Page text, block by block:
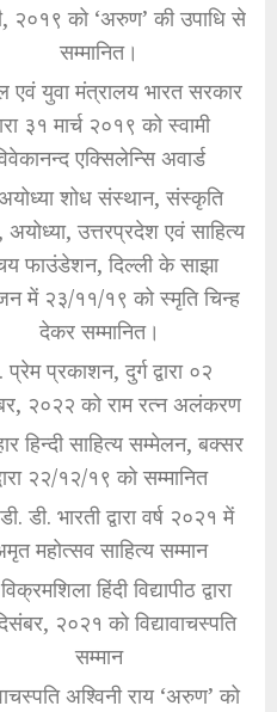
२०१९ को ‘अरुण’ की उपाधि से
सम्मानित।
एवं युवा मंत्रालय भारत सरकार
३१ मार्च २०१९ को स्वामी
एक्सिलेन्सि अवार्ड
शोध संस्थान, संस्कृति
अयोध्या, उत्तरप्रदेश एवं साहित्य
फाउंडेशन, दिल्ली के साझा
में २३/११/१९ को स्मृति चिन्ह
देकर सम्मानित।
प्रेम प्रकाशन, दुर्ग द्वारा ०२
२०२२ को राम रत्न अलंकरण
हिन्दी साहित्य सम्मेलन, बक्सर
२२/१२/१९ को सम्मानित
डी. भारती द्वारा वर्ष २०२१ में
महोत्सव साहित्य सम्मान
हिंदी विद्यापीठ द्वारा
२०२१ को विद्यावाचस्पति
सम्मान
अश्विनी राय ‘अरुण’ को